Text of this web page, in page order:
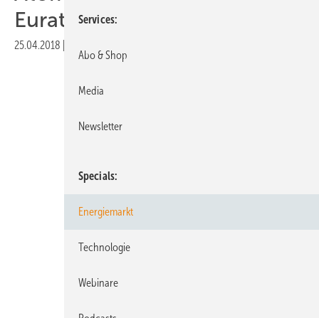
Euratom-Vertrag
25.04.2018
Services
Abo & Shop
Media
Newsletter
Specials
Energiemarkt
Technologie
Webinare